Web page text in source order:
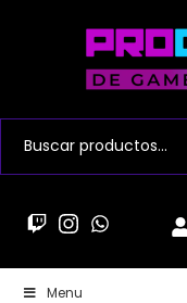
Menu